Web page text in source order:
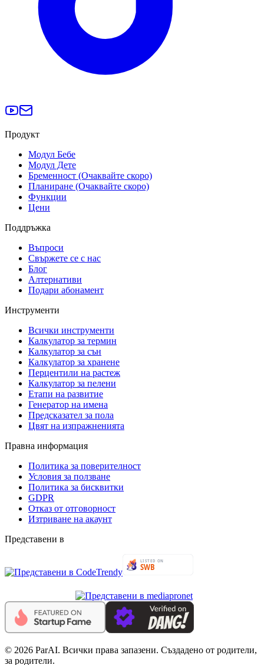
Продукт
Модул Бебе
Модул Дете
Бременност (Очаквайте скоро)
Планиране (Очаквайте скоро)
Функции
Цени
Поддръжка
Въпроси
Свържете се с нас
Блог
Алтернативи
Подари абонамент
Инструменти
Всички инструменти
Калкулатор за термин
Калкулатор за сън
Калкулатор за хранене
Перцентили на растеж
Калкулатор за пелени
Етапи на развитие
Генератор на имена
Предсказател за пола
Цвят на изпражненията
Правна информация
Политика за поверителност
Условия за ползване
Политика за бисквитки
GDPR
Отказ от отговорност
Изтриване на акаунт
Представени в
© 2026 ParAI. Всички права запазени. Създадено от родители,
за родители.